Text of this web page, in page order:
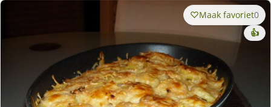
Maak favoriet0
👍